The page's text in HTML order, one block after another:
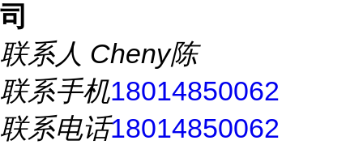
司
联系人 Cheny陈
联系手机18014850062
联系电话18014850062